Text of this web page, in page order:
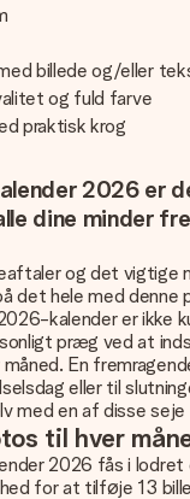
billede og/eller
og fuld farve
praktisk krog
2026 er
dine minder
og det vigtige
det hele med denne
kalender er ikke
præg ved at
En
eller til
med en af disse
til hver
2026 fås i lodret
for at tilføje 13